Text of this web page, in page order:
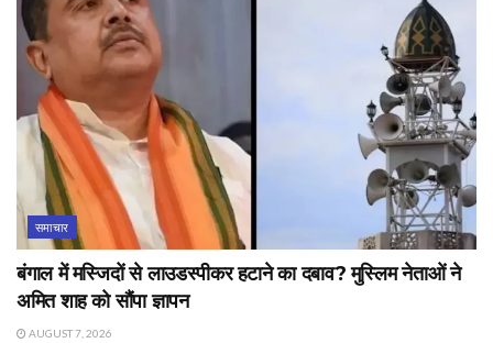
समाचार
बंगाल में मस्जिदों से लाउडस्पीकर हटाने का दबाव? मुस्लिम नेताओं ने
अमित शाह को सौंपा ज्ञापन
AUGUST 7, 2026